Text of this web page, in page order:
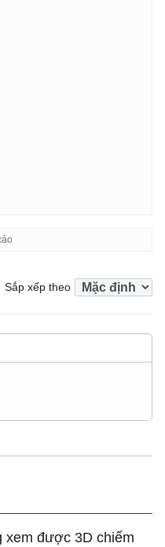
Sắp xếp theo
xem được 3D chiếm